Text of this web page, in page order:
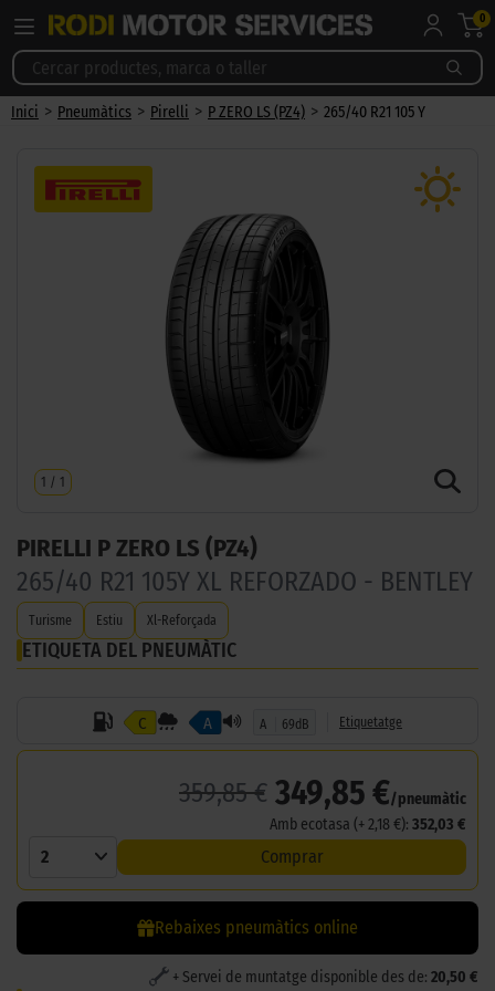
0
Inici > Pneumàtics > Pirelli > P ZERO LS (PZ4) > 265/40 R21 105 Y
1 / 1
PIRELLI P ZERO LS (PZ4)
265/40 R21 105Y XL REFORZADO - BENTLEY
Turisme Estiu Xl-Reforçada
ETIQUETA DEL PNEUMÀTIC
C A A 69dB Etiquetatge
359,85 € 349,85 €/pneumàtic
Amb ecotasa (+ 2,18 €): 352,03 €
2 Comprar
Rebaixes pneumàtics online
+ Servei de muntatge disponible des de: 20,50 €